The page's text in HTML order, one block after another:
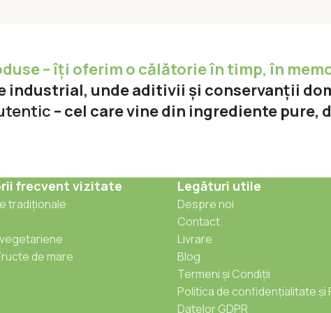
– îți oferim o călătorie în timp, în
industrial, unde aditivii și conservanții
– cel care vine din ingrediente
frecvent vizitate
tradiționale
de mare
Legături utile
Despre noi
Contact
Livrare
Blog
Termeni și Condiții
Politica de confidențialitate și
Datelor GDPR